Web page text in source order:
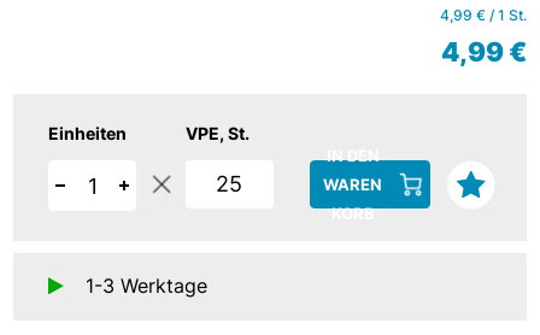
4,99 € / 1 St.
4,99 €
Einheiten VPE St.
25
WAREN
KORB
1-3 Werktage